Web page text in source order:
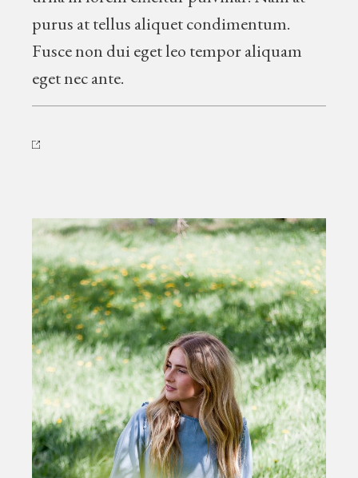
purus at tellus aliquet condimentum.
Fusce non dui eget leo tempor aliquam
eget nec ante.